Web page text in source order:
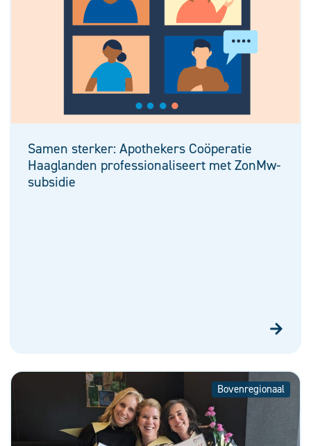
Samen sterker: Apothekers Coöperatie
Haaglanden professionaliseert met ZonMw-
subsidie
Bovenregionaal